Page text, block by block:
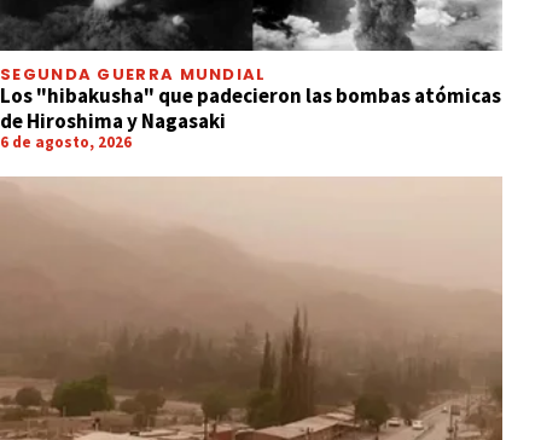
SEGUNDA GUERRA MUNDIAL
Los "hibakusha" que padecieron las bombas atómicas
de Hiroshima y Nagasaki
6 de agosto, 2026